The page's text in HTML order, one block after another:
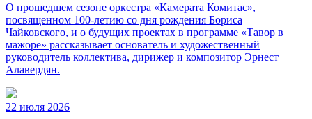
О прошедшем сезоне оркестра «Камерата Комитас»,
посвященном 100-летию со дня рождения Бориса
Чайковского, и о будущих проектах в программе «Тавор в
мажоре» рассказывает основатель и художественный
руководитель коллектива, дирижер и композитор Эрнест
Алавердян.
22 июля 2026